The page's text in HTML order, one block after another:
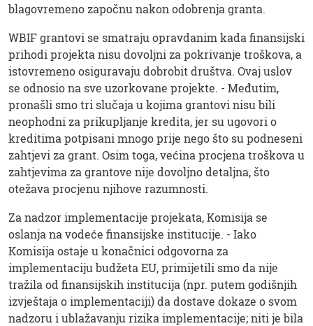
blagovremeno započnu nakon odobrenja granta.
WBIF grantovi se smatraju opravdanim kada finansijski
prihodi projekta nisu dovoljni za pokrivanje troškova, a
istovremeno osiguravaju dobrobit društva. Ovaj uslov
se odnosio na sve uzorkovane projekte. - Međutim,
pronašli smo tri slučaja u kojima grantovi nisu bili
neophodni za prikupljanje kredita, jer su ugovori o
kreditima potpisani mnogo prije nego što su podneseni
zahtjevi za grant. Osim toga, većina procjena troškova u
zahtjevima za grantove nije dovoljno detaljna, što
otežava procjenu njihove razumnosti.
Za nadzor implementacije projekata, Komisija se
oslanja na vodeće finansijske institucije. - Iako
Komisija ostaje u konačnici odgovorna za
implementaciju budžeta EU, primijetili smo da nije
tražila od finansijskih institucija (npr. putem godišnjih
izvještaja o implementaciji) da dostave dokaze o svom
nadzoru i ublažavanju rizika implementacije; niti je bila